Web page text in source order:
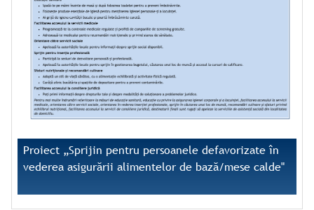
Proiect „Sprijin pentru persoanele defavorizate în
vederea asigurării alimentelor de bază/mese calde"